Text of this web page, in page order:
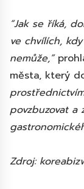
“Jak se říká,
ve chvílích,
nemůže,”
města, který
povzbuzovat a
Zdroj: